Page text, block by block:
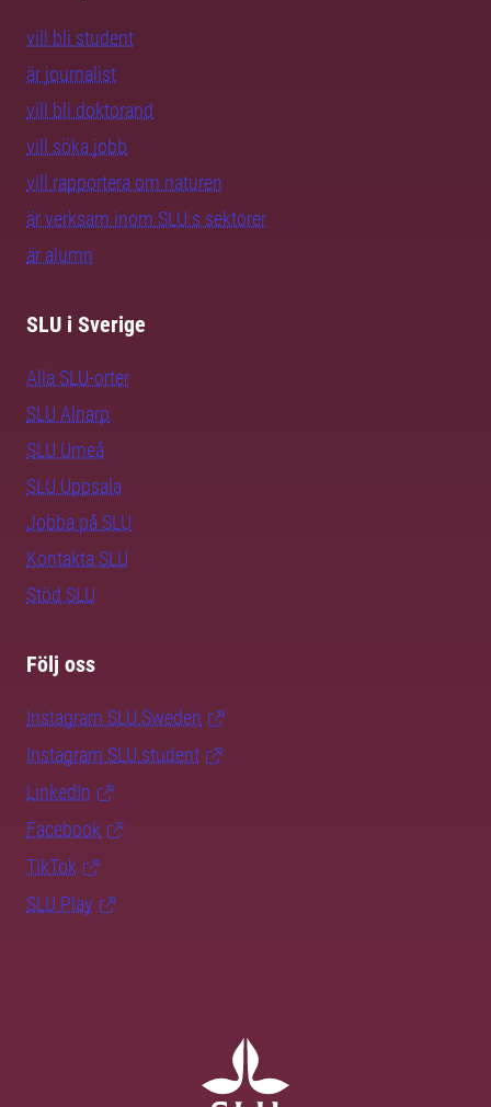
vill bli student
är journalist
vill bli doktorand
vill söka jobb
vill rapportera om naturen
är verksam inom SLU:s sektorer
är alumn
SLU i Sverige
Alla SLU-orter
SLU Alnarp
SLU Umeå
SLU Uppsala
Jobba på SLU
Kontakta SLU
Stöd SLU
Följ oss
Instagram SLU.Sweden
Instagram SLU.student
LinkedIn
Facebook
TikTok
SLU Play